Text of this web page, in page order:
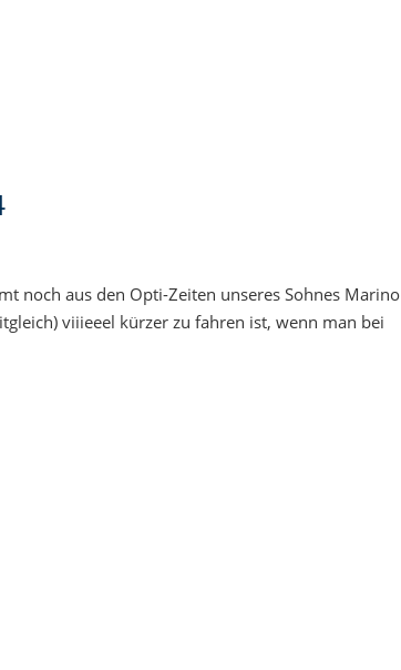
noch aus den Opti-Zeiten unseres Sohnes Marino
viiieeel kürzer zu fahren ist, wenn man bei